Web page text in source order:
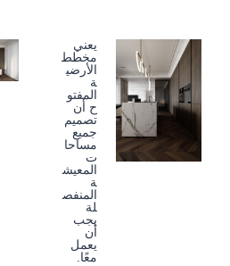
يعني
مخطط
الأرضي
ة
المفتو
ح أن
تصميم
جميع
مساحا
ت
المعيش
ة
المنفص
لة
يجب
أن
يعمل
معًا.